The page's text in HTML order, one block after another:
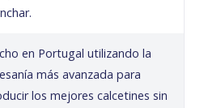
en Portugal utilizando la
más avanzada para
los mejores calcetines sin